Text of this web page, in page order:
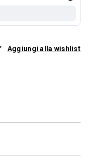
Aggiungi alla wishlist